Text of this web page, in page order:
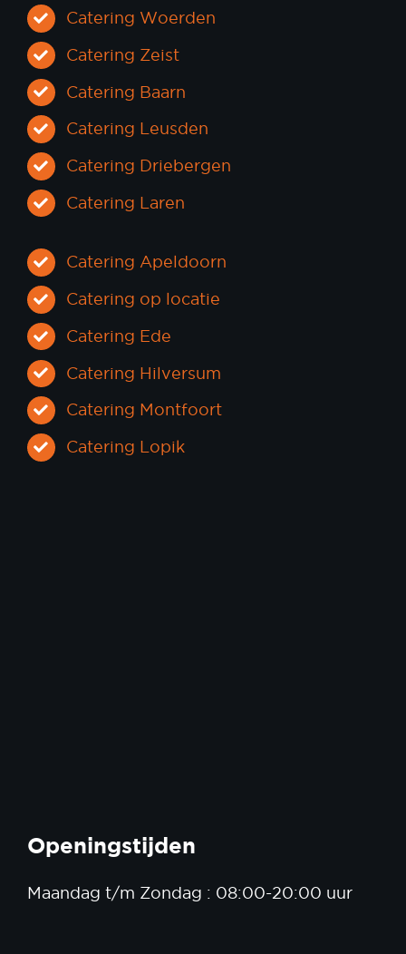
Catering Woerden
Catering Zeist
Catering Baarn
Catering Leusden
Catering Driebergen
Catering Laren
Catering Apeldoorn
Catering op locatie
Catering Ede
Catering Hilversum
Catering Montfoort
Catering Lopik
Openingstijden
Maandag t/m Zondag : 08:00-20:00 uur